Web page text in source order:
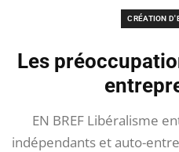
CRÉATION
Les
EN BREF Libéralisme
indépendants et auto-